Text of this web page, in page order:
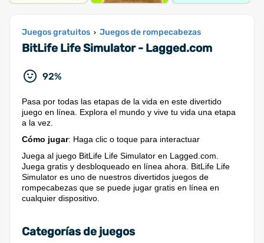
Juegos gratuitos › Juegos de rompecabezas
BitLife Life Simulator - Lagged.com
92%
Pasa por todas las etapas de la vida en este divertido
juego en línea. Explora el mundo y vive tu vida una etapa
a la vez.
Cómo jugar: Haga clic o toque para interactuar
Juega al juego BitLife Life Simulator en Lagged.com.
Juega gratis y desbloqueado en línea ahora. BitLife Life
Simulator es uno de nuestros divertidos juegos de
rompecabezas que se puede jugar gratis en línea en
cualquier dispositivo.
Categorías de juegos